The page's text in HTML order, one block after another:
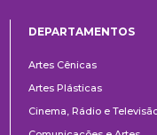
DEPARTAMENTOS
Artes Cênicas
Artes Plásticas
Cinema, Rádio e